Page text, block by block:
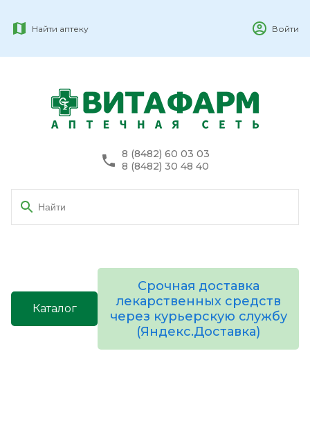
Найти аптеку Войти
8 (8482) 60 03 03
8 (8482) 30 48 40
Каталог
Срочная доставка
лекарственных средств
через курьерскую службу
(Яндекс.Доставка)